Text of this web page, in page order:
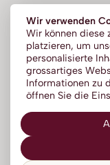
Wir verwenden
Wir können diese
platzieren, um
personalisierte
grossartiges
Informationen zu
öffnen Sie die
Rotweine
Weissweine
Roséweine
Dessertweine
Fine Wines
Südweine
Champagner
Prosecco
Franciacorta
Sparkling
Méthode traditionelle
Portwein
Absinth
Aperitif | Bitter
Calvados
Cognac | Armagnac
Gin
Grappa | Tresterbrand
Sommer-Sale
Senza Parole
Kylie Minogue Wines
Elton John Zero
AZZERIO
Tosone
Mavrio
Silentium